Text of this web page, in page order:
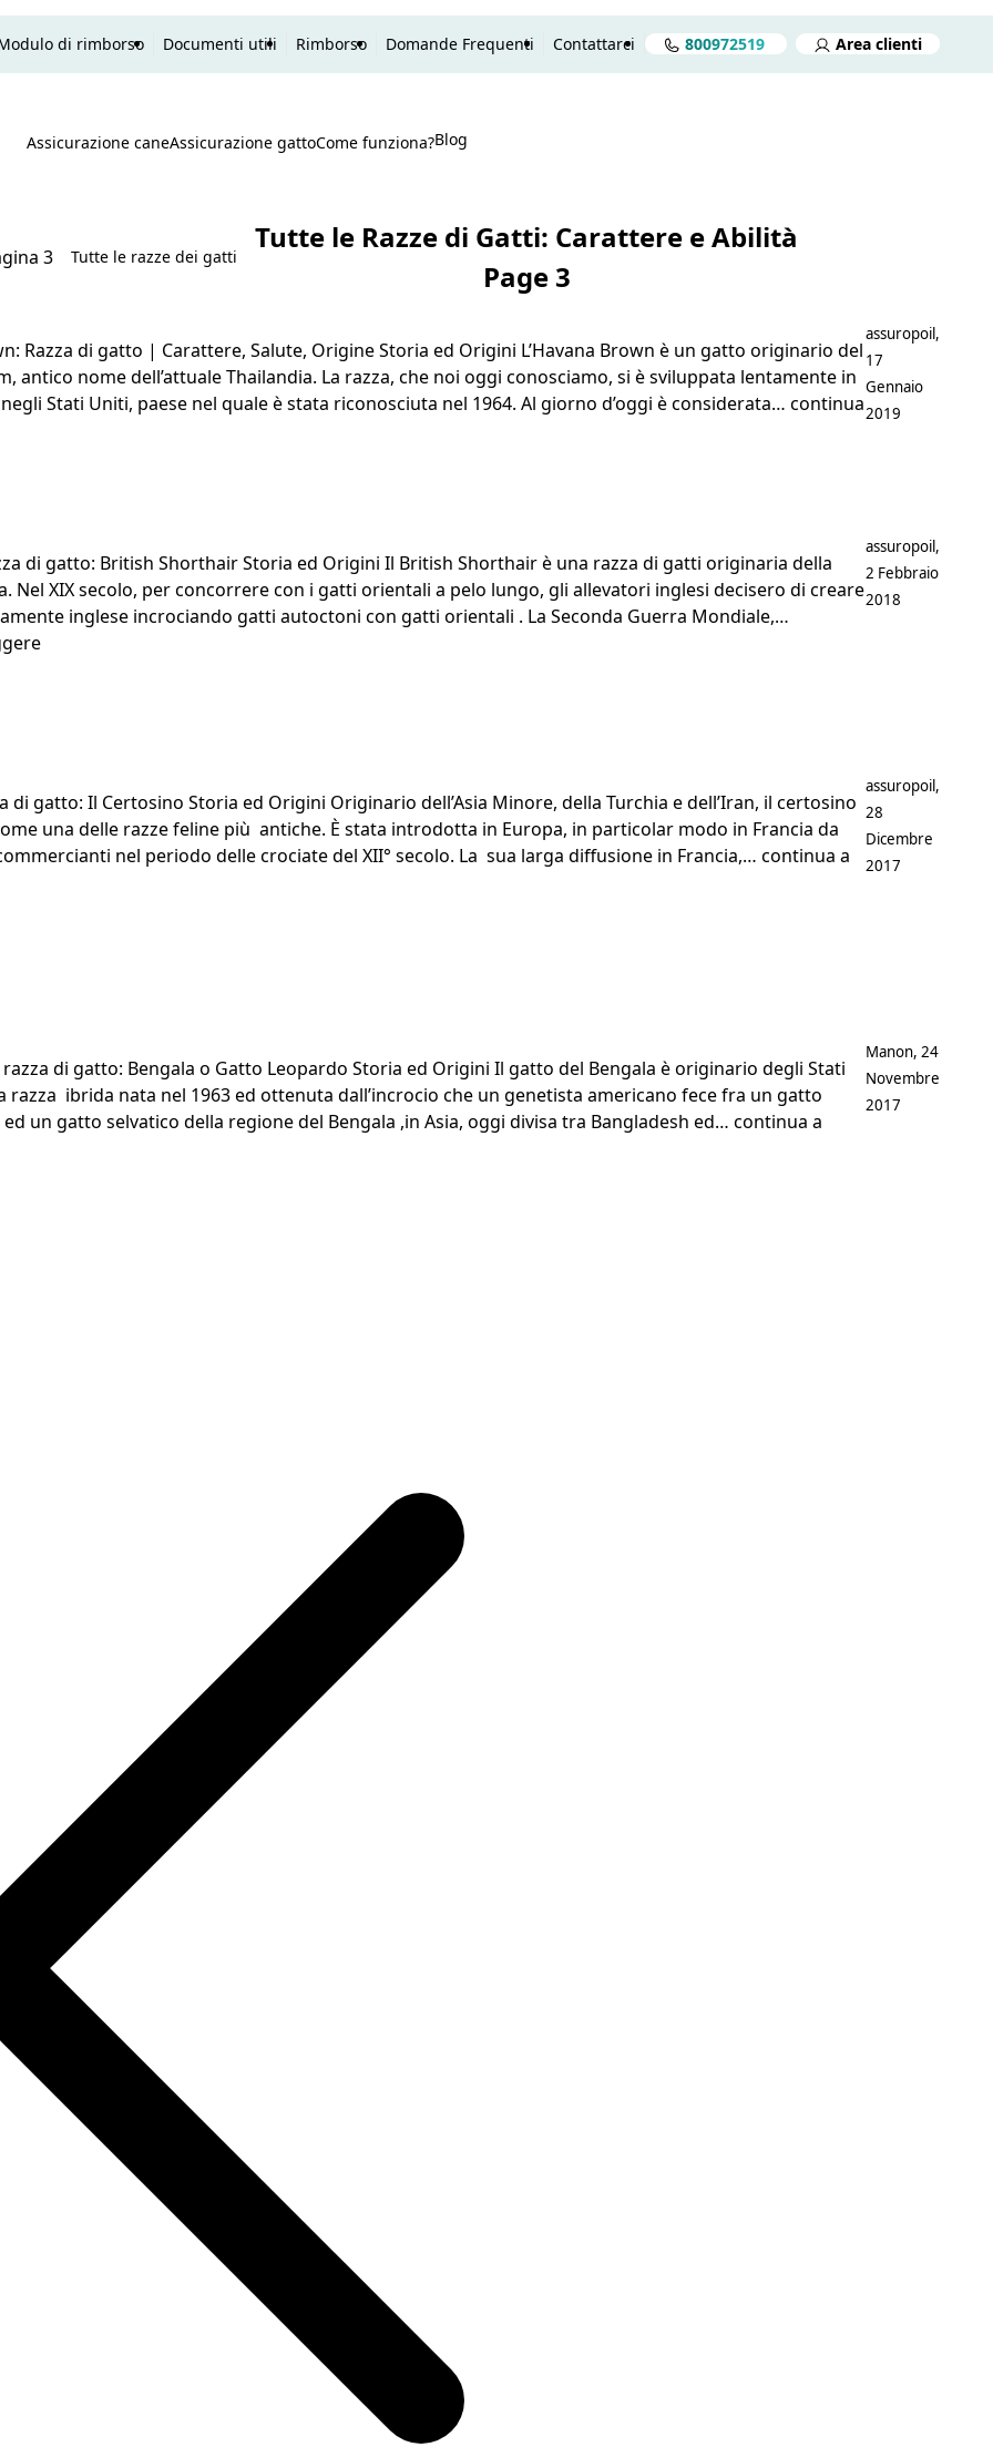
di rimborso Documenti utili Rimborso Domande Frequenti Contattarci 800972519 Area clienti
Ricerca
Assicurazione caneAssicurazione gattoCome funziona?Blog
3 Tutte le razze dei gatti
Tutte le Razze di Gatti: Carattere e Abilità
Page 3
Razza di gatto | Carattere, Salute, Origine Storia ed Origini L’Havana Brown è un gatto originario del
antico nome dell’attuale Thailandia. La razza, che noi oggi conosciamo, si è sviluppata lentamente in
Stati Uniti, paese nel quale è stata riconosciuta nel 1964. Al giorno d’oggi è considerata… continua
Brown”
Postato da
assuropoil,
17
Gennaio
2019
di gatto: British Shorthair Storia ed Origini Il British Shorthair è una razza di gatti originaria della
Nel XIX secolo, per concorrere con i gatti orientali a pelo lungo, gli allevatori inglesi decisero di creare
inglese incrociando gatti autoctoni con gatti orientali . La Seconda Guerra Mondiale,…
“British Shorthair”
Postato da
assuropoil,
2 Febbraio
2018
di gatto: Il Certosino Storia ed Origini Originario dell’Asia Minore, della Turchia e dell’Iran, il certosino
una delle razze feline più antiche. È stata introdotta in Europa, in particolar modo in Francia da
nel periodo delle crociate del XII° secolo. La sua larga diffusione in Francia,…continua a
Postato da
assuropoil,
28
Dicembre
2017
di gatto: Bengala o Gatto Leopardo Storia ed Origini Il gatto del Bengala è originario degli Stati
razza ibrida nata nel 1963 ed ottenuta dall’incrocio che un genetista americano fece fra un gatto
un gatto selvatico della regione del Bengala ,in Asia, oggi divisa tra Bangladesh ed…continua a
o Gatto leopardo”
Postato da
Manon, 24
Novembre
2017